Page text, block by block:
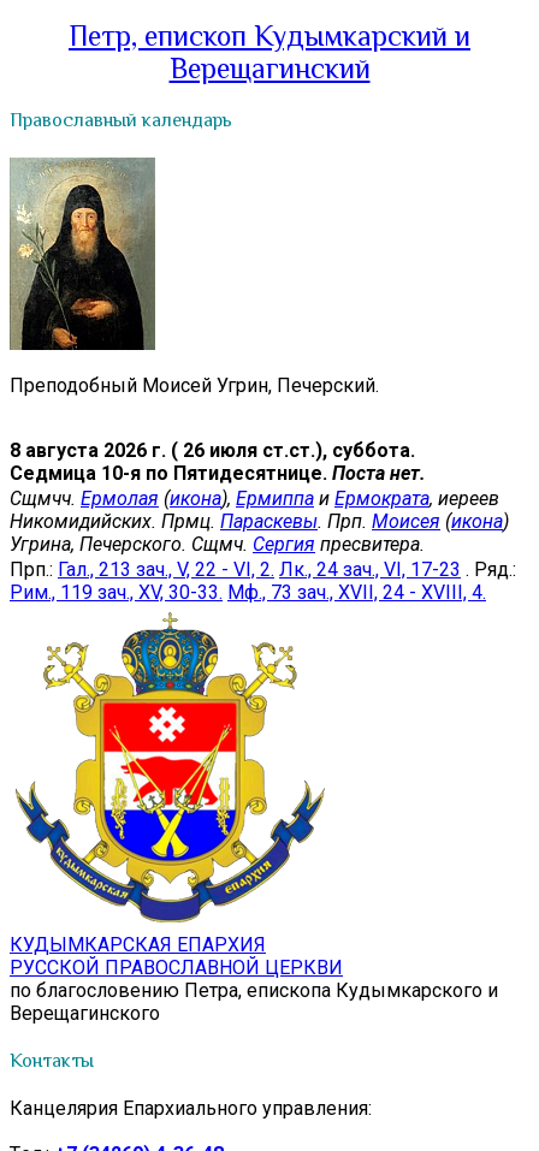
Петр, епископ Кудымкарский и
Верещагинский
Православный календарь
Преподобный Моисей Угрин, Печерский.
8 августа 2026 г. ( 26 июля ст.ст.), суббота.
Седмица 10-я по Пятидесятнице. Поста нет.
Сщмчч. Ермолая (икона), Ермиппа и Ермократа, иереев
Никомидийских. Прмц. Параскевы. Прп. Моисея (икона)
Угрина, Печерского. Сщмч. Сергия пресвитера.
Прп.: Гал., 213 зач., V, 22 - VI, 2. Лк., 24 зач., VI, 17-23 . Ряд.:
Рим., 119 зач., XV, 30-33. Мф., 73 зач., XVII, 24 - XVIII, 4.
КУДЫМКАРСКАЯ ЕПАРХИЯ
РУССКОЙ ПРАВОСЛАВНОЙ ЦЕРКВИ
по благословению Петра, епископа Кудымкарского и
Верещагинского
Контакты
Канцелярия Епархиального управления: